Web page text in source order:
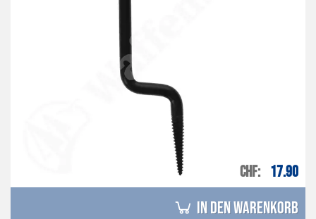
CHF 17.90
in den Warenkorb